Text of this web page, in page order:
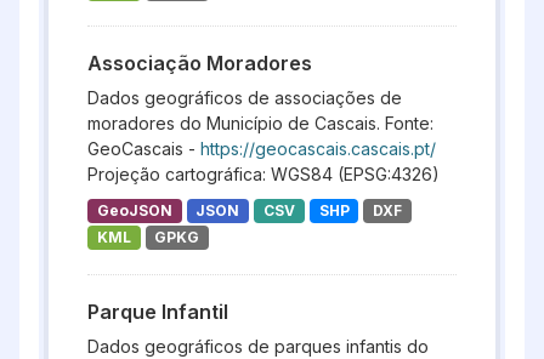
Associação Moradores
Dados geográficos de associações de
moradores do Município de Cascais. Fonte:
GeoCascais - https://geocascais.cascais.pt/
Projeção cartográfica: WGS84 (EPSG:4326)
GeoJSON JSON CSV SHP
DXF
KML
GPKG
Parque Infantil
Dados geográficos de parques infantis do